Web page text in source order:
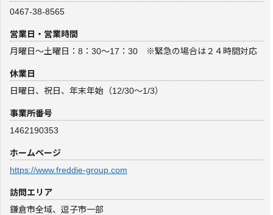
0467-38-8565
営業日・営業時間
月曜日～土曜日：8：30～17：30 ※緊急の場合は２４時間対応
休業日
日曜日、祝日、年末年始（12/30～1/3）
事業所番号
1462190353
ホームページ
https://www.freddie-group.com
訪問エリア
鎌倉市全域、逗子市一部